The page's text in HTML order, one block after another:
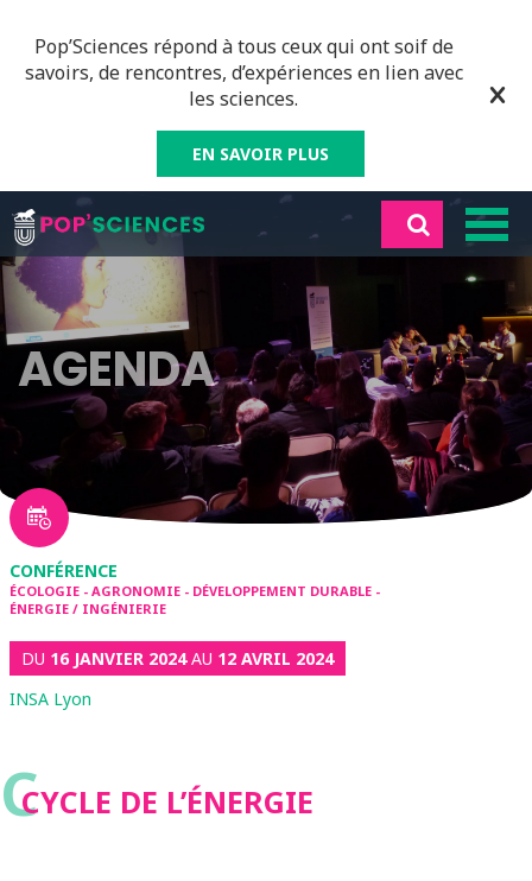
Pop’Sciences répond à tous ceux qui ont soif de
savoirs, de rencontres, d’expériences en lien avec
les sciences.
EN SAVOIR PLUS
AGENDA
CONFÉRENCE
ÉCOLOGIE - AGRONOMIE - DÉVELOPPEMENT DURABLE -
ÉNERGIE / INGÉNIERIE
DU 16 JANVIER 2024AU 12 AVRIL 2024
INSA Lyon
CCYCLE DE L’ÉNERGIE